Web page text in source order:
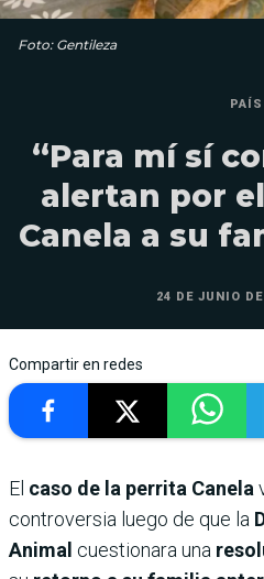
Foto: Gentileza
PAÍS
“Para mí sí
alertan por
Canela a su
24 DE JUNIO
Compartir en redes
El caso de la perrita Canela
controversia luego de que la
Animal cuestionara una